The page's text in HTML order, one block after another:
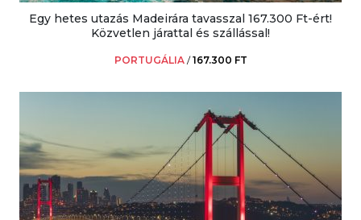
Egy hetes utazás Madeirára tavasszal 167.300 Ft-ért!
Közvetlen járattal és szállással!
PORTUGÁLIA /167.300 FT